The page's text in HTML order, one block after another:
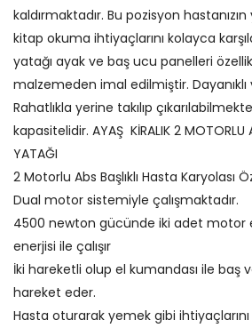
kaldırmaktadır. Bu pozisyon
kitap okuma ihtiyaçlarını kolayca
yatağı ayak ve baş ucu panelleri
malzemeden imal edilmiştir.
Rahatlıkla yerine takılıp
kapasitelidir. AYAŞ KİRALIK 2 MOTORLU
YATAĞI
2 Motorlu Abs Başlıklı Hasta Karyolası
Dual motor sistemiyle çalışmaktadır.
4500 newton gücünde iki adet motor
enerjisi ile çalışır
İki hareketli olup el kumandası ile baş
hareket eder.
Hasta oturarak yemek gibi